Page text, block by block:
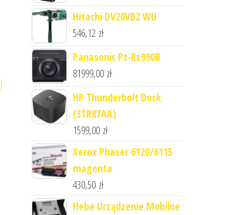
Hitachi DV20VB2 WU
546,12 zł
Panasonic Pt-Rz990B
81999,00 zł
HP Thunderbolt Dock
(3TR87AA)
1599,00 zł
Xerox Phaser 6120/6115
magenta
430,50 zł
Hebe Urządzenie Mobilne